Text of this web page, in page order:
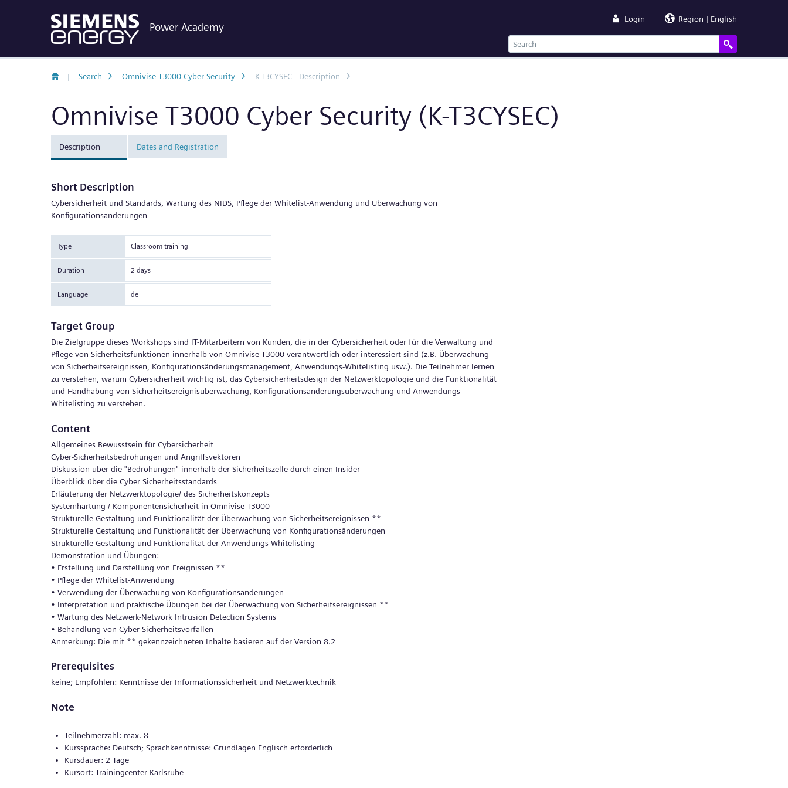
Power Academy
Login Region | English
| Search Omnivise T3000 Cyber Security K-T3CYSEC - Description
Omnivise T3000 Cyber Security (K-T3CYSEC)
Description Dates and Registration
Short Description
Cybersicherheit und Standards, Wartung des NIDS, Pflege der Whitelist-Anwendung und Überwachung von
Konfigurationsänderungen
Type Classroom training
Duration 2 days
Language de
Target Group
Die Zielgruppe dieses Workshops sind IT-Mitarbeitern von Kunden, die in der Cybersicherheit oder für die Verwaltung und
Pflege von Sicherheitsfunktionen innerhalb von Omnivise T3000 verantwortlich oder interessiert sind (z.B. Überwachung
von Sicherheitsereignissen, Konfigurationsänderungsmanagement, Anwendungs-Whitelisting usw.). Die Teilnehmer lernen
zu verstehen, warum Cybersicherheit wichtig ist, das Cybersicherheitsdesign der Netzwerktopologie und die Funktionalität
und Handhabung von Sicherheitsereignisüberwachung, Konfigurationsänderungsüberwachung und Anwendungs-
Whitelisting zu verstehen.
Content
Allgemeines Bewusstsein für Cybersicherheit
Cyber-Sicherheitsbedrohungen und Angriffsvektoren
Diskussion über die "Bedrohungen" innerhalb der Sicherheitszelle durch einen Insider
Überblick über die Cyber Sicherheitsstandards
Erläuterung der Netzwerktopologie/ des Sicherheitskonzepts
Systemhärtung / Komponentensicherheit in Omnivise T3000
Strukturelle Gestaltung und Funktionalität der Überwachung von Sicherheitsereignissen **
Strukturelle Gestaltung und Funktionalität der Überwachung von Konfigurationsänderungen
Strukturelle Gestaltung und Funktionalität der Anwendungs-Whitelisting
Demonstration und Übungen:
• Erstellung und Darstellung von Ereignissen **
• Pflege der Whitelist-Anwendung
• Verwendung der Überwachung von Konfigurationsänderungen
• Interpretation und praktische Übungen bei der Überwachung von Sicherheitsereignissen **
• Wartung des Netzwerk-Network Intrusion Detection Systems
• Behandlung von Cyber Sicherheitsvorfällen
Anmerkung: Die mit ** gekennzeichneten Inhalte basieren auf der Version 8.2
Prerequisites
keine; Empfohlen: Kenntnisse der Informationssicherheit und Netzwerktechnik
Note
Teilnehmerzahl: max. 8
Kurssprache: Deutsch; Sprachkenntnisse: Grundlagen Englisch erforderlich
Kursdauer: 2 Tage
Kursort: Trainingcenter Karlsruhe